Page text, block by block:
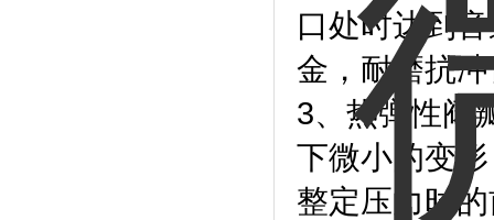
口处时达到
金，耐磨抗
3、热弹性阀
下微小的变
整定压力时